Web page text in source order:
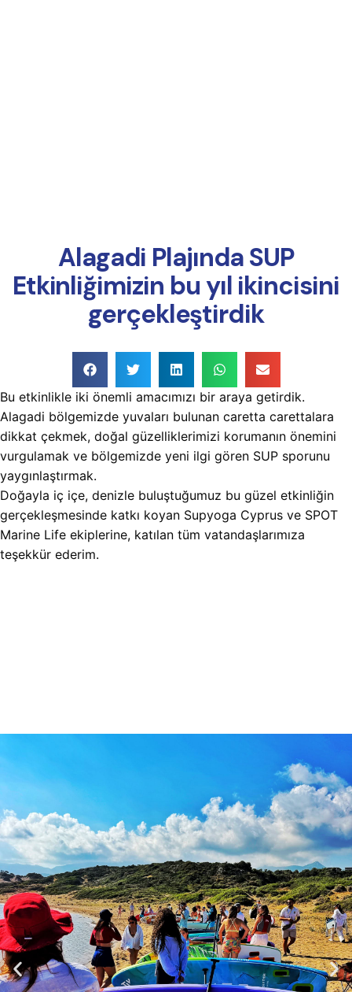
Alagadi Plajında SUP
Etkinliğimizin bu yıl ikincisini
gerçekleştirdik
Bu etkinlikle iki önemli amacımızı bir araya getirdik.
Alagadi bölgemizde yuvaları bulunan caretta carettalara
dikkat çekmek, doğal güzelliklerimizi korumanın önemini
vurgulamak ve bölgemizde yeni ilgi gören SUP sporunu
yaygınlaştırmak.
Doğayla iç içe, denizle buluştuğumuz bu güzel etkinliğin
gerçekleşmesinde katkı koyan Supyoga Cyprus ve SPOT
Marine Life ekiplerine, katılan tüm vatandaşlarımıza
teşekkür ederim.